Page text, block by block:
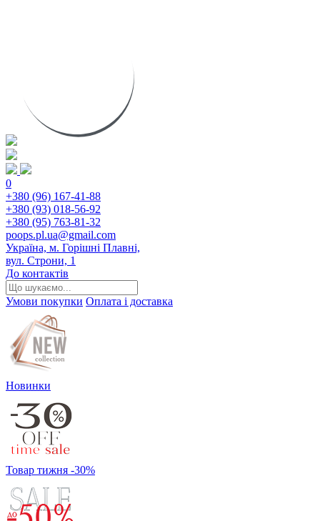
0
+380 (96) 167-41-88
+380 (93) 018-56-92
+380 (95) 763-81-32
poops.pl.ua@gmail.com
Україна, м. Горішні Плавні,
вул. Строни, 1
До контактів
Умови покупки Оплата і доставка
Новинки
Товар тижня -30%